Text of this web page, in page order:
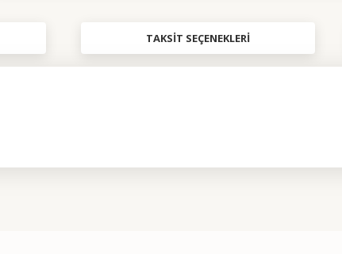
TAKSIT SEÇENEKLERI